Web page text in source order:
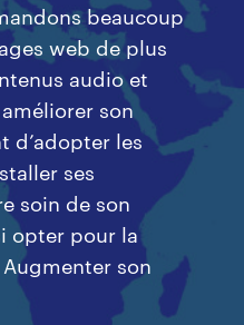
beaucoup
web de plus
audio et
son
d’adopter les
ses
soin de son
opter pour la
son